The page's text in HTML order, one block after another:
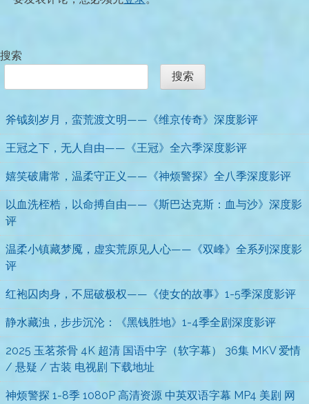
搜索
搜索
斧钺刻岁月，蛮荒渡文明——《维京传奇》深度影评
王冠之下，无人自由——《王冠》全六季深度影评
嬉笑破庸常，温柔守正义——《神烦警探》全八季深度影评
以血洗桎梏，以命搏自由——《斯巴达克斯：血与沙》深度影
评
温柔小镇藏梦魇，虚实荒原见人心——《双峰》全系列深度影
评
红袍囚肉身，不屈破极权——《使女的故事》1-5季深度影评
静水藏浊，步步沉沦：《黑钱胜地》1-4季全剧深度影评
2025 玉茗茶骨 4K 超清 国语中字（软字幕） 36集 MKV 爱情
/ 悬疑 / 古装 电视剧 下载地址
神烦警探 1-8季 1080P 高清资源 中英双语字幕 MP4 美剧 网